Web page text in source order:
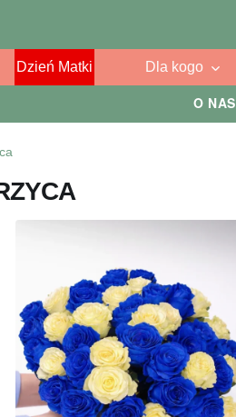
O NAS
Dzień Matki Dla kogo